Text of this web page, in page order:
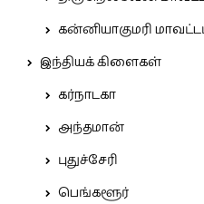
கன்னியாகுமரி
இந்தியக் கிளைகள்
கர்நாடகா
அந்தமான்
புதுச்சேரி
பெங்களூர்